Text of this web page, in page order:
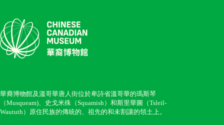
的
結
果
華裔博物館及溫哥華唐人街位於卑詩省溫哥華的瑪斯琴
（Musqueam)、史戈米殊（Squamish）和斯里華圖（Tsleil-
Waututh）原住民族的傳統的、祖先的和未割讓的領土上。